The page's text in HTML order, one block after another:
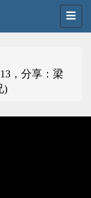
，分享：梁
)